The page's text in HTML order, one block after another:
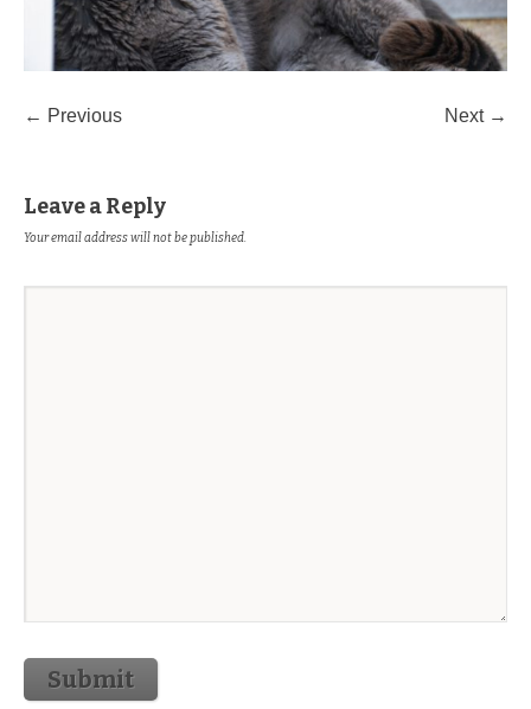
← Previous Next →
Leave a Reply
Your email address will not be published.
Submit